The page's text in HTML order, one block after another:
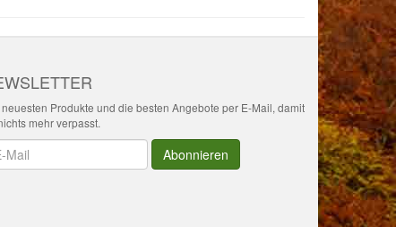
Produkte und die besten Angebote per E-Mail, damit
mehr verpasst.
Abonnieren